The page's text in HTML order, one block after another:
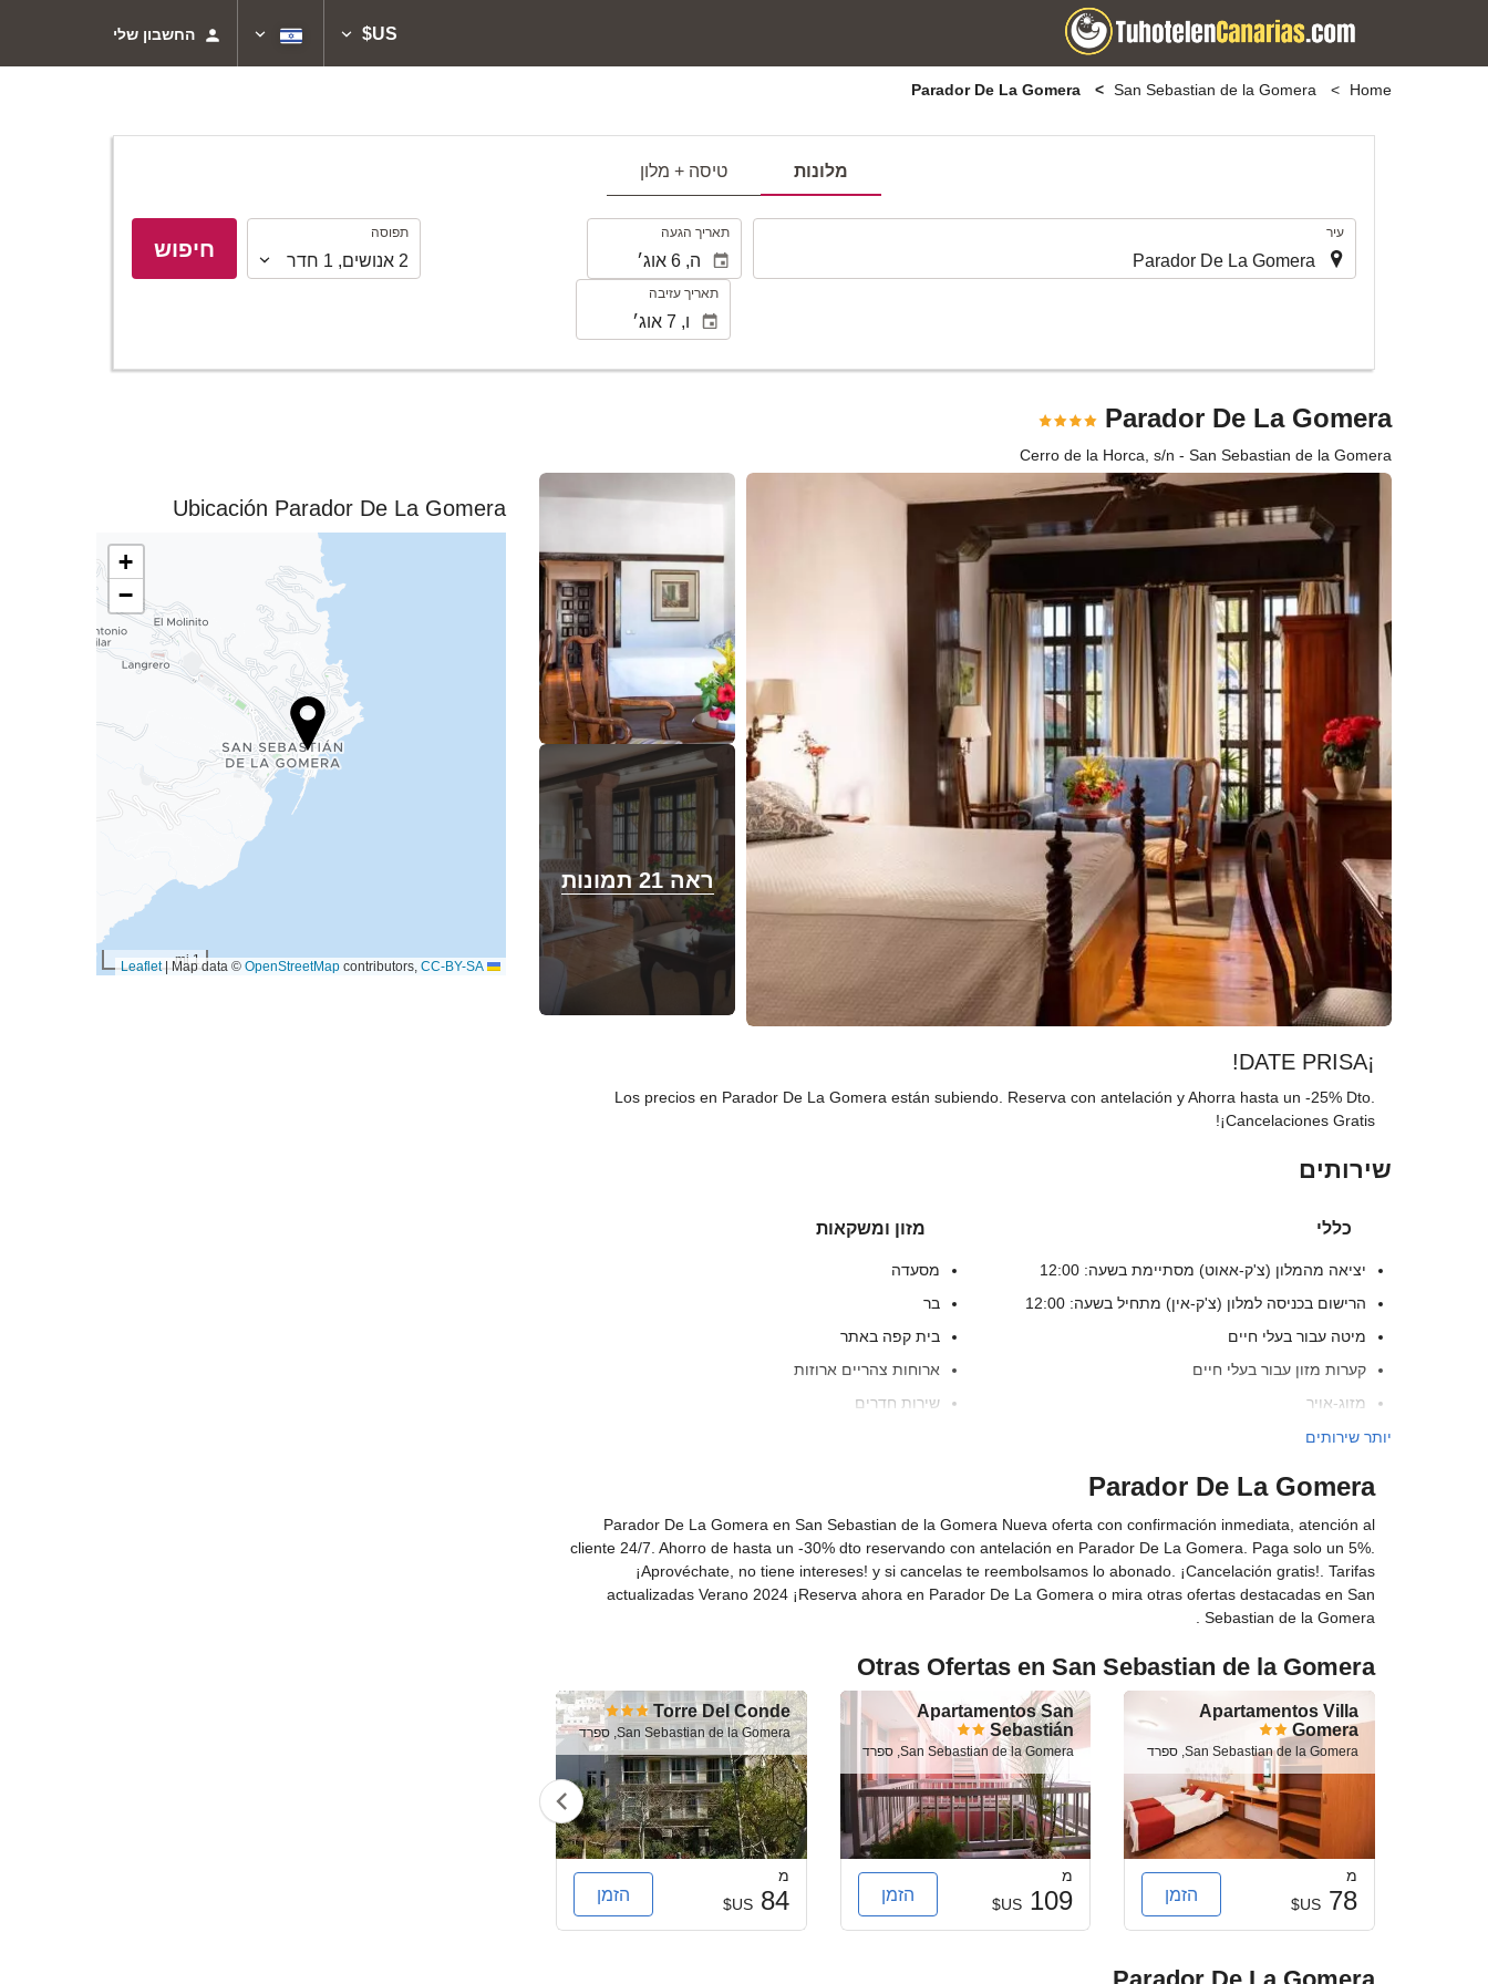
US$ החשבון שלי
Home
San Sebastian de la Gomera
מלונות טיסה + מלון
עיר תאריך הגעה
תאריך עזיבה
תפוסה
תפוסה
2 אנושים,
1 חדר חיפוש
Parador De La Gomera
Cerro de la Horca, s/n - San Sebastian de la Gomera
ראה 21 תמונות
¡DATE PRISA!
Los precios en Parador De La Gomera están subiendo. Reserva con antelación y Ahorra hasta un -25% Dto.
¡Cancelaciones Gratis!
שירותים
כללי
יציאה מהמלון (צ'ק-אאוט) מסתיימת בשעה: 12:00
הרישום בכניסה למלון (צ'ק-אין) מתחיל בשעה: 12:00
מיטה עבור בעלי חיים
קערות מזון עבור בעלי חיים
מזוג-אויר
מעלית
ללא-עישון בכל החללים הפרטיים והציבוריים
אזור עישון
מזון ומשקאות
מסעדה
בר
בית קפה באתר
ארוחות צהריים ארוזות
שירות חדרים
שירותי קבלה
דלפק קבלה 24 שעות ביממה
אחסון מטען
כספת
החלפת כסף
דלפק נסיעות
חנייה
חניה חינם
חניה פרטית
בריכה
בריכת שחיה חיצונית
בריכה חיצונית (כל השנה)
שטחים ציבוריים
טרסה
טרסת שמש
יותר שירותים
Parador De La Gomera
Parador De La Gomera en San Sebastian de la Gomera Nueva oferta con confirmación inmediata, atención al
cliente 24/7. Ahorro de hasta un -30% dto reservando con antelación en Parador De La Gomera. Paga solo un 5%.
¡Aprovéchate, no tiene intereses! y si cancelas te reembolsamos lo abonado. ¡Cancelación gratis!. Tarifas
actualizadas Verano 2024 ¡Reserva ahora en Parador De La Gomera o mira otras ofertas destacadas en San
Sebastian de la Gomera .
Otras Ofertas en San Sebastian de la Gomera
Apartamentos Villa
Gomera
San Sebastian de la Gomera, ספרד
מ
78
US$ הזמן
Apartamentos San
Sebastián
San Sebastian de la Gomera, ספרד
מ
109
US$ הזמן
Torre Del Conde
San Sebastian de la Gomera, ספרד
מ
84
US$ הזמן
Ubicación Parador De La Gomera
+
−
1 mi
|Map data © OpenStreetMap contributors, CC-BY-SA